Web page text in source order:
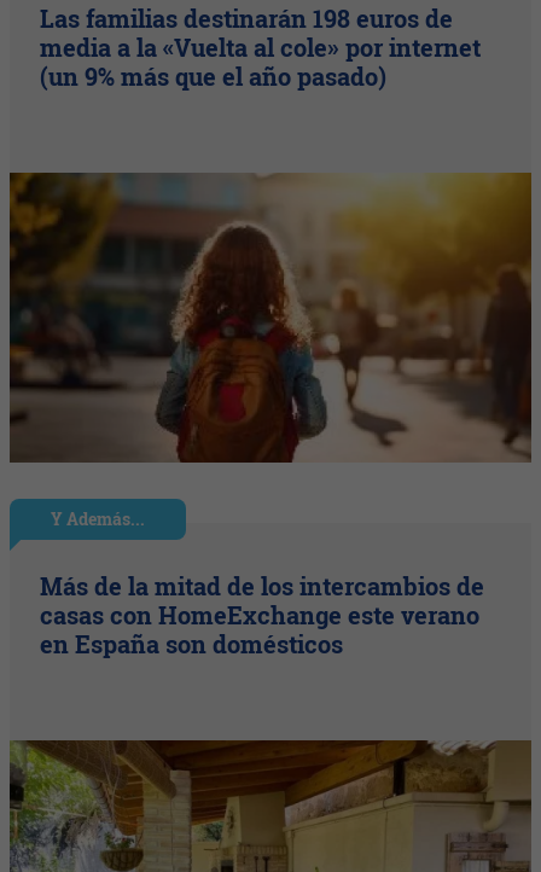
Las familias destinarán 198 euros de
media a la «Vuelta al cole» por internet
(un 9% más que el año pasado)
Y Además...
Más de la mitad de los intercambios de
casas con HomeExchange este verano
en España son domésticos